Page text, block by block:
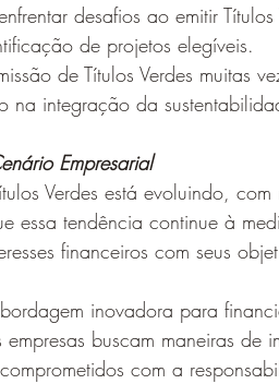
desafios ao emitir
de projetos elegíveis.
de Títulos Verdes muitas
na integração da
Empresarial
Verdes está evoluindo,
essa tendência continue à
financeiros com seus
inovadora para
buscam maneiras de
com a